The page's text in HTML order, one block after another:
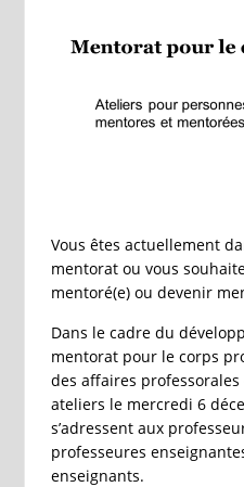
Vous êtes actuellement
mentorat ou vous
mentoré(e) ou devenir
Dans le cadre du
mentorat pour le corps
des affaires
ateliers le mercredi 6
s’adressent aux
professeures
enseignants.